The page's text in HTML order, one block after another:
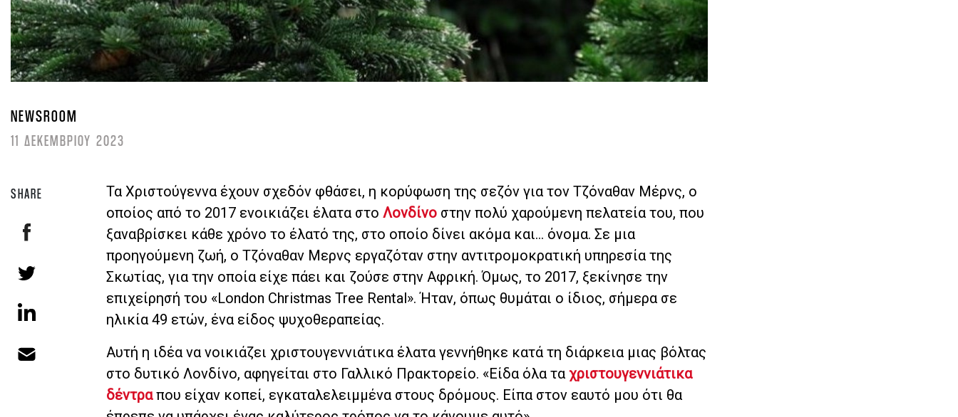
NEWSROOM
11 ΔΕΚΕΜΒΡΙΟΥ 2023
SHARE
Τα Χριστούγεννα έχουν σχεδόν φθάσει, η κορύφωση της σεζόν για τον Τζόναθαν Μέρνς, ο
οποίος από το 2017 ενοικιάζει έλατα στο Λονδίνο στην πολύ χαρούμενη πελατεία του, που
ξαναβρίσκει κάθε χρόνο το έλατό της, στο οποίο δίνει ακόμα και… όνομα. Σε μια
προηγούμενη ζωή, ο Τζόναθαν Μερνς εργαζόταν στην αντιτρομοκρατική υπηρεσία της
Σκωτίας, για την οποία είχε πάει και ζούσε στην Αφρική. Όμως, το 2017, ξεκίνησε την
επιχείρησή του «London Christmas Tree Rental». Ήταν, όπως θυμάται ο ίδιος, σήμερα σε
ηλικία 49 ετών, ένα είδος ψυχοθεραπείας.
Αυτή η ιδέα να νοικιάζει χριστουγεννιάτικα έλατα γεννήθηκε κατά τη διάρκεια μιας βόλτας
στο δυτικό Λονδίνο, αφηγείται στο Γαλλικό Πρακτορείο. «Είδα όλα τα χριστουγεννιάτικα
δέντραπου είχαν κοπεί, εγκαταλελειμμένα στους δρόμους. Είπα στον εαυτό μου ότι θα